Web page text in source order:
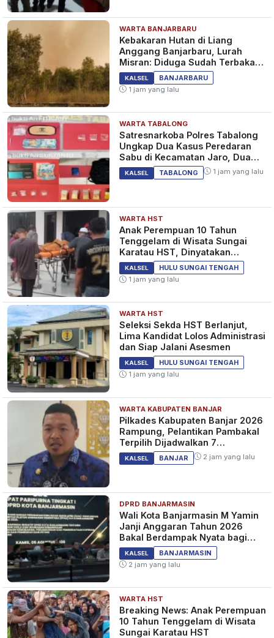
WARTA BANJARBARU
Kebakaran Hutan di Liang
Anggang Banjarbaru, Lurah
Misran: Diduga Sudah Terbakar
Sejak Tadi Malam
KALSEL
BANJARBARU
1 jam yang lalu
WARTA TABALONG
Satresnarkoba Polres Tabalong
Ungkap Dua Kasus Peredaran
Sabu di Kecamatan Jaro, Dua
Pelaku Diamankan
KALSEL TABALONG 1 jam yang lalu
WARTA HST
Anak Perempuan 10 Tahun
Tenggelam di Wisata Sungai
Karatau HST, Dinyatakan
Meninggal Dunia
KALSEL
HULU SUNGAI TENGAH
1 jam yang lalu
WARTA HST
Seleksi Sekda HST Berlanjut,
Lima Kandidat Lolos Administrasi
dan Siap Jalani Asesmen
KALSEL
HULU SUNGAI TENGAH
1 jam yang lalu
WARTA KABUPATEN BANJAR
Pilkades Kabupaten Banjar 2026
Rampung, Pelantikan Pambakal
Terpilih Dijadwalkan 7
September 2026
KALSEL BANJAR 2 jam yang lalu
DPRD BANJARMASIN
Wali Kota Banjarmasin M Yamin
Janji Anggaran Tahun 2026
Bakal Berdampak Nyata bagi
Masyarakat&nbsp;
KALSEL
BANJARMASIN
2 jam yang lalu
WARTA HST
Breaking News: Anak Perempuan
10 Tahun Tenggelam di Wisata
Sungai Karatau HST